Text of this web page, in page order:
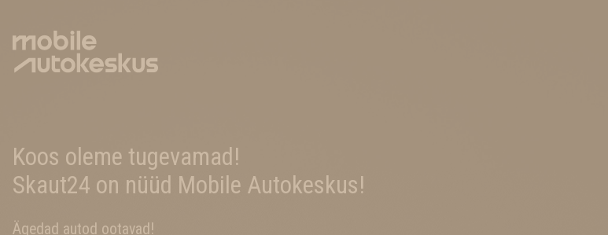
Koos oleme tugevamad!
Skaut24 on nüüd Mobile Autokeskus!
Ägedad autod ootavad!